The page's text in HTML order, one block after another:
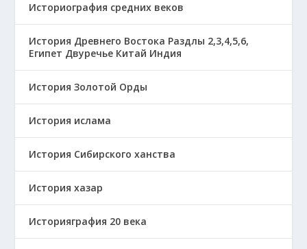
Историография средних веков
История Древнего Востока Раздлы 2,3,4,5,6,
Египет Двуречье Китай Индия
История Золотой Орды
История ислама
История Сибирского ханства
История хазар
Историяграфия 20 века